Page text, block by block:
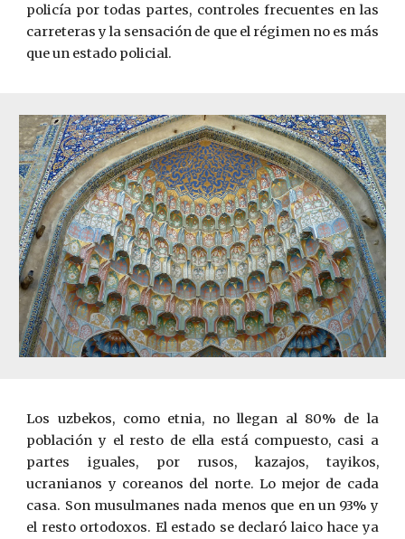
policía por todas partes, controles frecuentes en las
carreteras y la sensación de que el régimen no es más
que un estado policial.
Los uzbekos, como etnia, no llegan al 80% de la
población y el resto de ella está compuesto, casi a
partes iguales, por rusos, kazajos, tayikos,
ucranianos y coreanos del norte. Lo mejor de cada
casa. Son musulmanes nada menos que en un 93% y
el resto ortodoxos. El estado se declaró laico hace ya